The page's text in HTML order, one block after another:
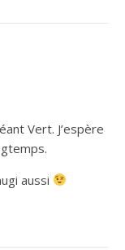
Vert. J’espère
aussi